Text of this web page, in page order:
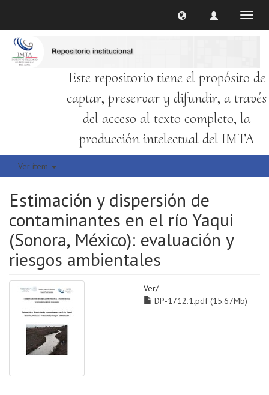
Este repositorio tiene el propósito de
captar, preservar y difundir, a través
del acceso al texto completo, la
producción intelectual del IMTA
Ver ítem
Estimación y dispersión de
contaminantes en el río Yaqui
(Sonora, México): evaluación y
riesgos ambientales
Ver/
DP-1712.1.pdf (15.67Mb)